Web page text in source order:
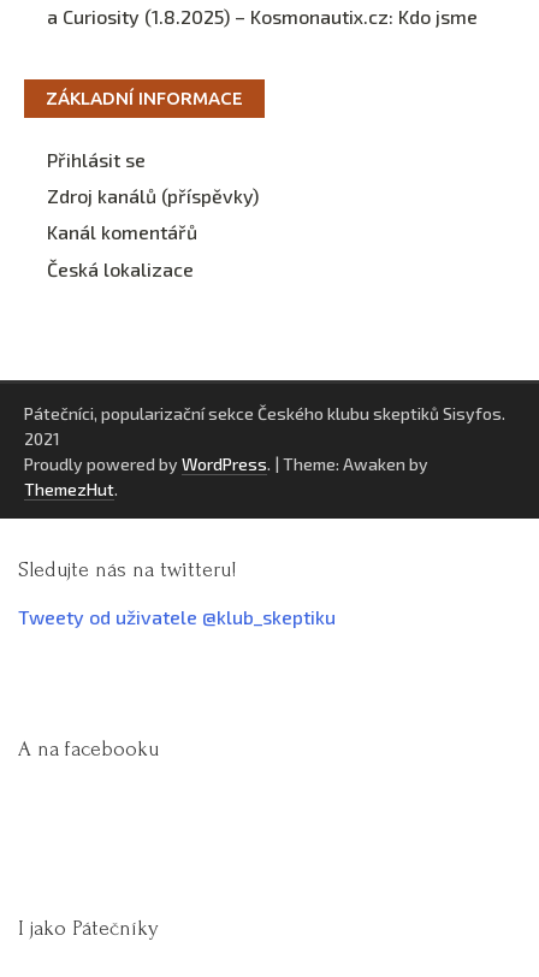
a Curiosity (1.8.2025) – Kosmonautix.cz: Kdo jsme
ZÁKLADNÍ INFORMACE
Přihlásit se
Zdroj kanálů (příspěvky)
Kanál komentářů
Česká lokalizace
Pátečníci, popularizační sekce Českého klubu skeptiků Sisyfos.
2021
Proudly powered by WordPress. | Theme: Awaken by
ThemezHut.
Sledujte nás na twitteru!
Tweety od uživatele @klub_skeptiku
A na facebooku
I jako Pátečníky